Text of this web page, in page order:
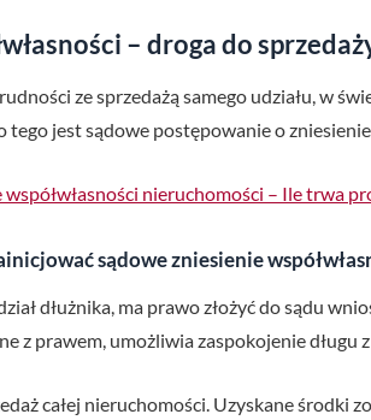
– droga do
ze sprzedażą samego udziału, w
tego jest sądowe postępowanie o zniesienie
współwłasności nieruchomości – Ile trwa
sądowe zniesienie
dłużnika, ma prawo złożyć do sądu
z prawem, umożliwia zaspokojenie
całej nieruchomości. Uzyskane środki